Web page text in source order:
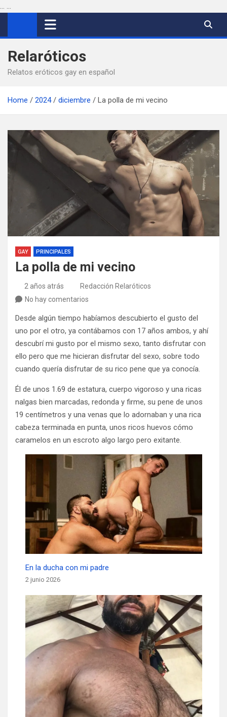
... ...
Relaróticos
Relatos eróticos gay en español
Home 2024 diciembre La polla de mi vecino
GAY PRINCIPALES
La polla de mi vecino
2 años atrás
Redacción Relaróticos
No hay comentarios
Desde algún tiempo habíamos descubierto el gusto del
uno por el otro, ya contábamos con 17 años ambos, y ahí
descubrí mi gusto por el mismo sexo, tanto disfrutar con
ello pero que me hicieran disfrutar del sexo, sobre todo
cuando quería disfrutar de su rico pene que ya conocía.
Él de unos 1.69 de estatura, cuerpo vigoroso y una ricas
nalgas bien marcadas, redonda y firme, su pene de unos
19 centímetros y una venas que lo adornaban y una rica
cabeza terminada en punta, unos ricos huevos cómo
caramelos en un escroto algo largo pero exitante.
En la ducha con mi padre
2 junio 2026